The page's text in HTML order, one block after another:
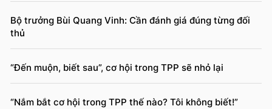
Bộ trưởng Bùi Quang Vinh: Cần đánh giá đúng từng đối
thủ
“Đến muộn, biết sau”, cơ hội trong TPP sẽ nhỏ lại
“Nắm bắt cơ hội trong TPP thế nào? Tôi không biết!”